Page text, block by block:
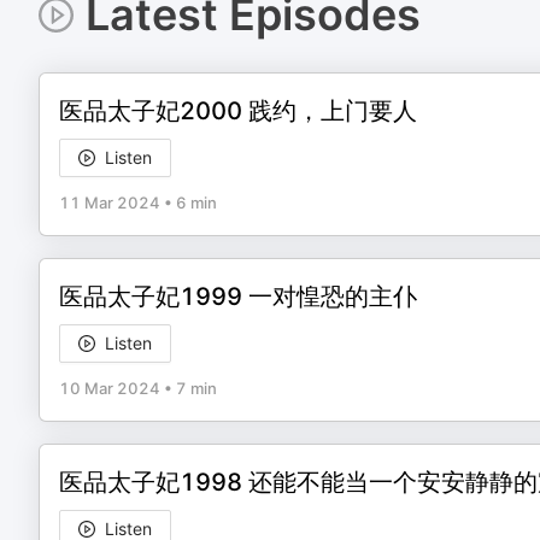
Latest Episodes
医品太子妃2000 践约，上门要人
Listen
11 Mar 2024 • 6 min
医品太子妃1999 一对惶恐的主仆
Listen
10 Mar 2024 • 7 min
医品太子妃1998 还能不能当一个安安静静
Listen